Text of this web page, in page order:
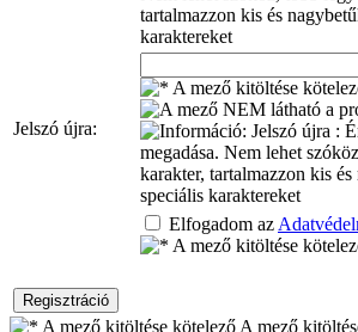
Jelszó újra:
Elfogadom az
A mező